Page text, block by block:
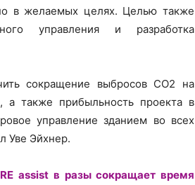
в желаемых целях. Целью также
управления и разработка
сокращение выбросов CO2 на
а также прибыльность проекта в
управление зданием во всех
Уве Эйхнер.
assist в разы сокращает время